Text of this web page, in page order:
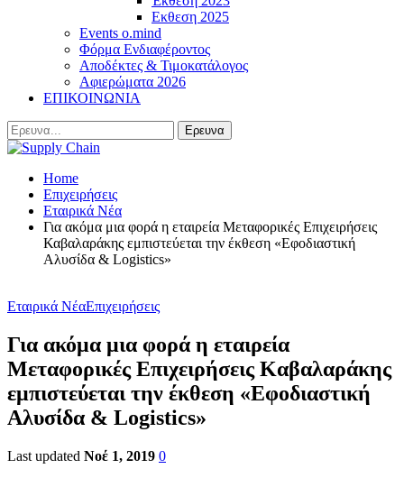
Εκθεση 2025
Events o.mind
Φόρμα Ενδιαφέροντος
Αποδέκτες & Τιμοκατάλογος
Αφιερώματα 2026
ΕΠΙΚΟΙΝΩΝΙΑ
Home
Επιχειρήσεις
Εταιρικά Νέα
Για ακόμα μια φορά η εταιρεία Μεταφορικές Επιχειρήσεις
Καβαλαράκης εμπιστεύεται την έκθεση «Εφοδιαστική
Αλυσίδα & Logistics»
Εταιρικά ΝέαΕπιχειρήσεις
Για ακόμα μια φορά η εταιρεία
Μεταφορικές Επιχειρήσεις Καβαλαράκης
εμπιστεύεται την έκθεση «Εφοδιαστική
Αλυσίδα & Logistics»
Last updated Νοέ 1, 2019 0